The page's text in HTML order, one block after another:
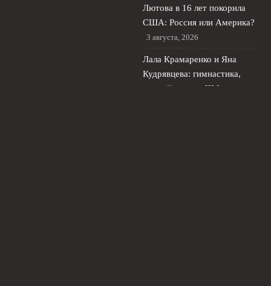
Лютова в 16 лет покорила
США: Россия или Америка?
3 августа, 2026
Лала Крамаренко и Яна
Кудрявцева: гимнастика,
первый сингл и ЧМ в